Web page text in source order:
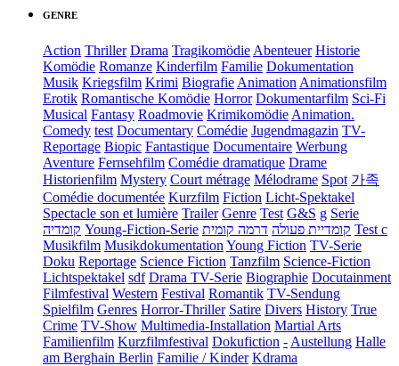
GENRE
Action Thriller Drama Tragikomödie Abenteuer Historie
Komödie Romanze Kinderfilm Familie Dokumentation
Musik Kriegsfilm Krimi Biografie Animation Animationsfilm
Erotik Romantische Komödie Horror Dokumentarfilm Sci-Fi
Musical Fantasy Roadmovie Krimikomödie Animation.
Comedy test Documentary Comédie Jugendmagazin TV-
Reportage Biopic Fantastique Documentaire Werbung
Aventure Fernsehfilm Comédie dramatique Drame
Historienfilm Mystery Court métrage Mélodrame Spot 가족
Comédie documentée Kurzfilm Fiction Licht-Spektakel
Spectacle son et lumière Trailer Genre Test G&S g Serie
קומדיה Young-Fiction-Serie קומדיית פעולה דרמה קומית
Test c
Musikfilm Musikdokumentation Young Fiction TV-Serie
Doku Reportage Science Fiction Tanzfilm Science-Fiction
Lichtspektakel sdf Drama TV-Serie Biographie Docutainment
Filmfestival Western Festival Romantik TV-Sendung
Spielfilm Genres Horror-Thriller Satire Divers History True
Crime TV-Show Multimedia-Installation Martial Arts
Familienfilm Kurzfilmfestival Dokufiction - Austellung Halle
am Berghain Berlin Familie / Kinder Kdrama